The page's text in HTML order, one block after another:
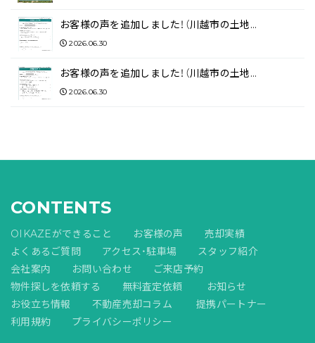
お客様の声を追加しました！（川越市の土地…
2026.06.30
お客様の声を追加しました！（川越市の土地…
2026.06.30
CONTENTS
OIKAZEができること お客様の声
売却実績
よくあるご質問
アクセス・駐車場
スタッフ紹介
会社案内
お問い合わせ
ご来店予約
物件探しを依頼する
無料査定依頼
お知らせ
お役立ち情報
不動産売却コラム
提携パートナー
利用規約
プライバシーポリシー